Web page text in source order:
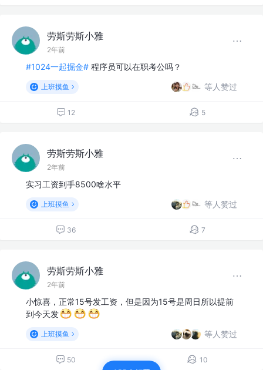
劳斯劳斯小雅
2年前
#1024一起掘金# 程序员可以在职考公吗？
上班摸鱼 等人赞过
12 5
劳斯劳斯小雅
2年前
实习工资到手8500啥水平
上班摸鱼 等人赞过
36 7
劳斯劳斯小雅
2年前
小惊喜，正常15号发工资，但是因为15号是周日所以提前
到今天发
上班摸鱼 等人赞过
50 10